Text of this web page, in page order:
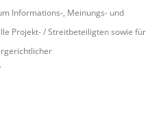
Informations-, Meinungs- und
Projekt- / Streitbeteiligten sowie für